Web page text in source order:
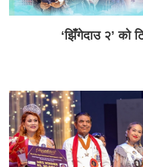
‘झिँगेदाउ २’ को